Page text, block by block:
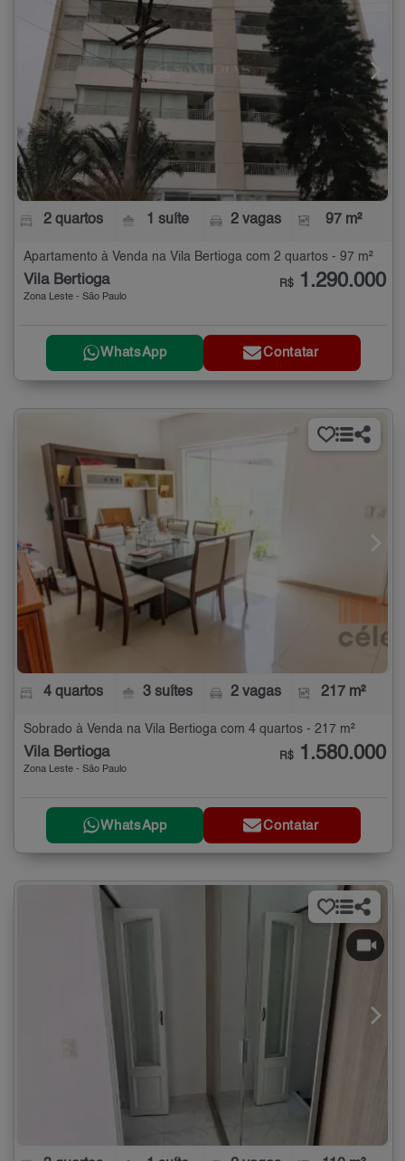
2 quartos 1 suíte 2 vagas 97 m²
Apartamento à Venda na Vila Bertioga com 2 quartos - 97 m²
Vila Bertioga
Zona Leste - São Paulo
R$ 1.290.000
WhatsApp Contatar
4 quartos 3 suítes 2 vagas 217 m²
Sobrado à Venda na Vila Bertioga com 4 quartos - 217 m²
Vila Bertioga
Zona Leste - São Paulo
R$ 1.580.000
WhatsApp Contatar